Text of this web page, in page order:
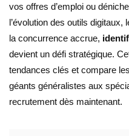
vos offres d’emploi ou
l’évolution des outils
la concurrence accrue,
devient un défi stratégique.
tendances clés et compare
géants généralistes aux
recrutement dès maintenant.